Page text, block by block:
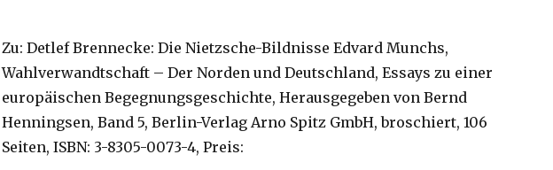
Zu: Detlef Brennecke: Die Nietzsche-Bildnisse Edvard Munchs,
Wahlverwandtschaft – Der Norden und Deutschland, Essays zu einer
europäischen Begegnungsgeschichte, Herausgegeben von Bernd
Henningsen, Band 5, Berlin-Verlag Arno Spitz GmbH, broschiert, 106
Seiten, ISBN: 3-8305-0073-4, Preis: